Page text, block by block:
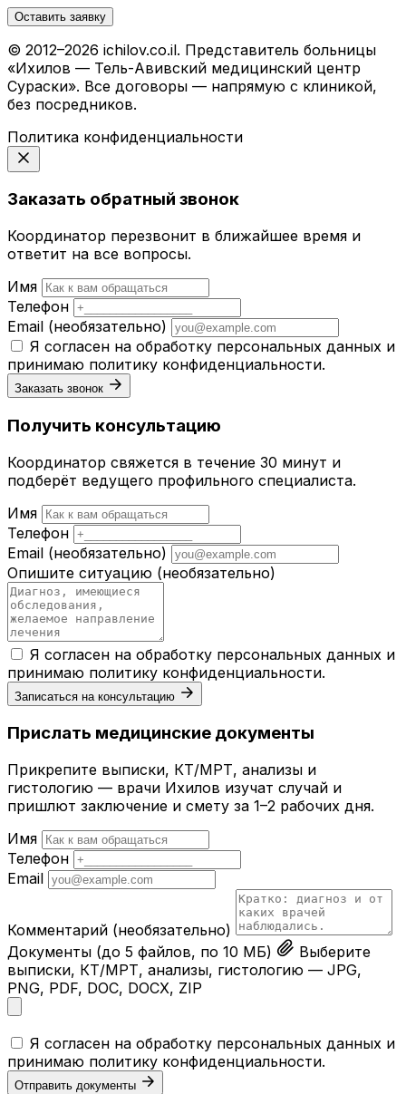
Оставить заявку
© 2012–2026 ichilov.co.il. Представитель больницы
«Ихилов — Тель-Авивский медицинский центр
Сураски». Все договоры — напрямую с клиникой,
без посредников.
Политика конфиденциальности
Заказать обратный звонок
Координатор перезвонит в ближайшее время и
ответит на все вопросы.
Имя
Телефон
Email (необязательно)
Я согласен на обработку персональных данных и
принимаю политику конфиденциальности.
Заказать звонок
Получить консультацию
Координатор свяжется в течение 30 минут и
подберёт ведущего профильного специалиста.
Имя
Телефон
Email (необязательно)
Опишите ситуацию (необязательно)
Я согласен на обработку персональных данных и
принимаю политику конфиденциальности.
Записаться на консультацию
Прислать медицинские документы
Прикрепите выписки, КТ/МРТ, анализы и
гистологию — врачи Ихилов изучат случай и
пришлют заключение и смету за 1–2 рабочих дня.
Имя
Телефон
Email
Комментарий (необязательно)
Документы (до 5 файлов, по 10 МБ)
Выберите
выписки, КТ/МРТ, анализы, гистологию — JPG,
PNG, PDF, DOC, DOCX, ZIP
Я согласен на обработку персональных данных и
принимаю политику конфиденциальности.
Отправить документы